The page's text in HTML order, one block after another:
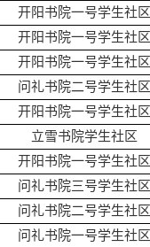
开阳书院一号学生社区
开阳书院一号学生社区
开阳书院一号学生社区
问礼书院二号学生社区
开阳书院一号学生社区
立雪书院学生社区
开阳书院一号学生社区
问礼书院三号学生社区
问礼书院二号学生社区
问礼书院一号学生社区